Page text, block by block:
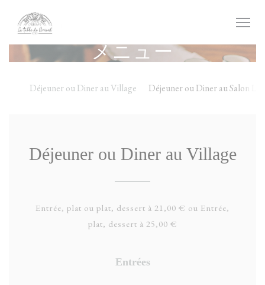
メニュー
Déjeuner ou Diner au Village Déjeuner ou Diner au Salon Le
Déjeuner ou Diner au Village
Entrée, plat ou plat, dessert à 21,00 € ou Entrée,
plat, dessert à 25,00 €
Entrées